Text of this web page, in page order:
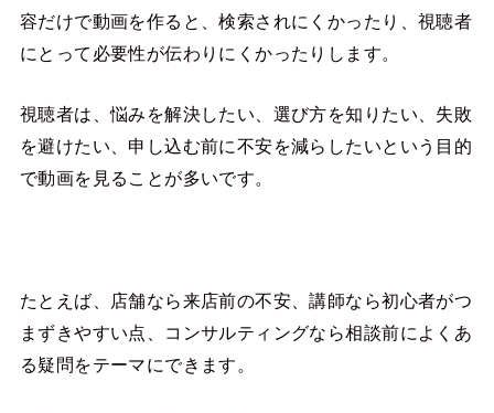
容だけで動画を作ると、検索されにくかったり、視聴者
にとって必要性が伝わりにくかったりします。
視聴者は、悩みを解決したい、選び方を知りたい、失敗
を避けたい、申し込む前に不安を減らしたいという目的
で動画を見ることが多いです。
たとえば、店舗なら来店前の不安、講師なら初心者がつ
まずきやすい点、コンサルティングなら相談前によくあ
る疑問をテーマにできます。